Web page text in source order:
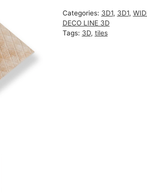
Categories: 3D1, 3D1,
DECO LINE 3D
Tags: 3D, tiles